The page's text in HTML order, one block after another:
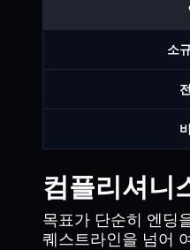
소
컴플리셔니
목표가 단순히 엔딩
퀘스트라인을 넘어